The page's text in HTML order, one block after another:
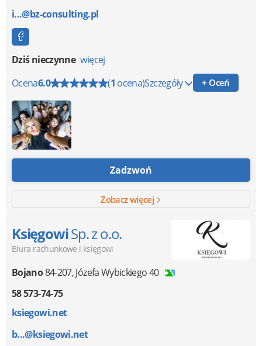
i...@bz-consulting.pl
Dziś nieczynne więcej
Ocena6.0 (1 ocena)Szczegóły + Oceń
Zadzwoń
Zobacz więcej
KsięgowiSp. z o.o.
Biura rachunkowe i księgowi
Bojano84-207,Józefa Wybickiego 40
58 573-74-75
ksiegowi.net
b...@ksiegowi.net